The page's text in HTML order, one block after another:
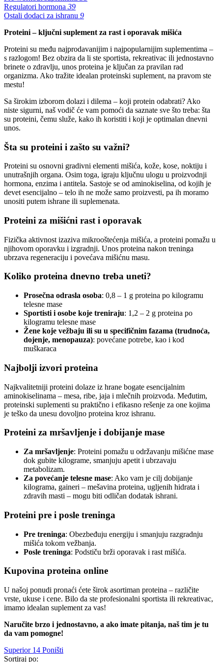
Regulatori hormona 39
Ostali dodaci za ishranu 9
Proteini – ključni suplement za rast i oporavak mišića
Proteini su među najprodavanijim i najpopularnijim suplementima –
s razlogom! Bez obzira da li ste sportista, rekreativac ili jednostavno
brinete o zdravlju, unos proteina je ključan za pravilan rad
organizma. Ako tražite idealan proteinski suplement, na pravom ste
mestu!
Sa širokim izborom dolazi i dilema – koji protein odabrati? Ako
niste sigurni, naš vodič će vam pomoći da saznate sve što treba: šta
su proteini, čemu služe, kako ih koristiti i koji je optimalan dnevni
unos.
Šta su proteini i zašto su važni?
Proteini su osnovni gradivni elementi mišića, kože, kose, noktiju i
unutrašnjih organa. Osim toga, igraju ključnu ulogu u proizvodnji
hormona, enzima i antitela. Sastoje se od aminokiselina, od kojih je
devet esencijalno – telo ih ne može samo proizvesti, pa ih moramo
unositi putem ishrane ili suplemenata.
Proteini za mišićni rast i oporavak
Fizička aktivnost izaziva mikrooštećenja mišića, a proteini pomažu u
njihovom oporavku i izgradnji. Unos proteina nakon treninga
ubrzava regeneraciju i povećava mišićnu masu.
Koliko proteina dnevno treba uneti?
Prosečna odrasla osoba: 0,8 – 1 g proteina po kilogramu
telesne mase
Sportisti i osobe koje treniraju: 1,2 – 2 g proteina po
kilogramu telesne mase
Žene koje vežbaju ili su u specifičnim fazama (trudnoća,
dojenje, menopauza): povećane potrebe, kao i kod
muškaraca
Najbolji izvori proteina
Najkvalitetniji proteini dolaze iz hrane bogate esencijalnim
aminokiselinama – mesa, ribe, jaja i mlečnih proizvoda. Međutim,
proteinski suplementi su praktično i efikasno rešenje za one kojima
je teško da unesu dovoljno proteina kroz ishranu.
Proteini za mršavljenje i dobijanje mase
Za mršavljenje: Proteini pomažu u održavanju mišićne mase
dok gubite kilograme, smanjuju apetit i ubrzavaju
metabolizam.
Za povećanje telesne mase: Ako vam je cilj dobijanje
kilograma, gaineri – mešavina proteina, ugljenih hidrata i
zdravih masti – mogu biti odličan dodatak ishrani.
Proteini pre i posle treninga
Pre treninga: Obezbeđuju energiju i smanjuju razgradnju
mišića tokom vežbanja.
Posle treninga: Podstiču brži oporavak i rast mišića.
Kupovina proteina online
U našoj ponudi pronaći ćete širok asortiman proteina – različite
vrste, ukuse i cene. Bilo da ste profesionalni sportista ili rekreativac,
imamo idealan suplement za vas!
Naručite brzo i jednostavno, a ako imate pitanja, naš tim je tu
da vam pomogne!
Superior 14 Poništi
Sortiraj po: